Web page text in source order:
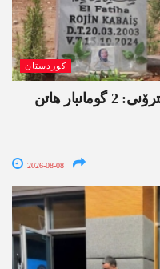
کوردستان
ل ئامەدێ ئۆپەراسیۆنا تاوانێن ئەلکترۆنی: 2 گومانبار ھاتن
2026-08-08